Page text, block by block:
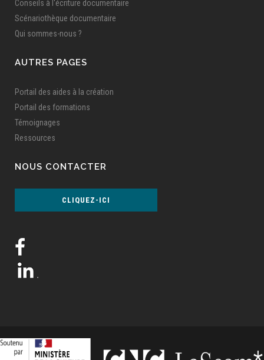
Conseils à l'écriture documentaire
Scénariothèque documentaire
Qui sommes-nous ?
AUTRES PAGES
Portail des aides à la création
Portail des formations
Témoignages
Ressources
NOUS CONTACTER
CLIQUEZ-ICI